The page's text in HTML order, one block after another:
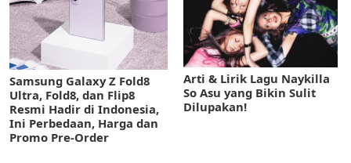
Samsung Galaxy Z Fold8
Ultra, Fold8, dan Flip8
Resmi Hadir di Indonesia,
Ini Perbedaan, Harga dan
Promo Pre-Order
Arti & Lirik Lagu Naykilla
So Asu yang Bikin Sulit
Dilupakan!